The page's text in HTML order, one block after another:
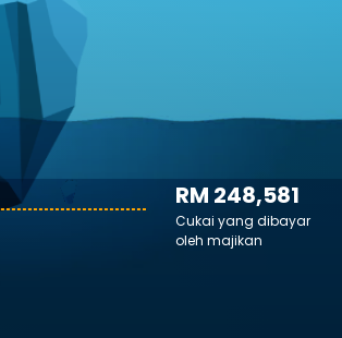
RM 248,581
Cukai yang dibayar
oleh majikan